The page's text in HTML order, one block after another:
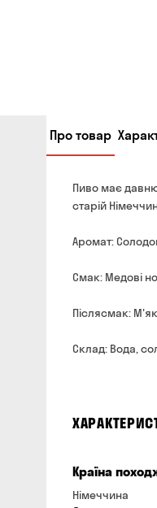
Про товар
Пиво має
старій
Аромат:
Смак: Медові
Післясмак:
Склад: Вода,
Країна
Німеччина